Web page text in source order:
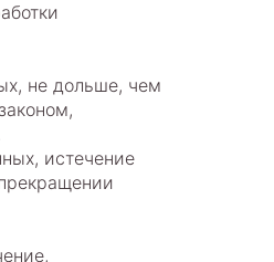
не дольше, чем
истечение